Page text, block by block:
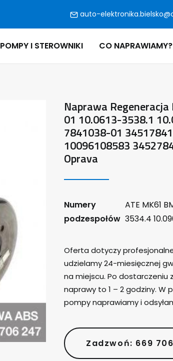
auto-
POMPY I STEROWNIKI CO NAPRAWIAMY?
Naprawa
01 10.0613-3538.1
7841038-01
10096108583
Oprava
Numery
podzespołów
ATE MK61
3534.4
Oferta dotyczy
udzielamy 24-miesięcznej
na miejscu. Po
naprawy to 1 – 2 godziny. W
pompy naprawiamy i
Zadzwoń: 669